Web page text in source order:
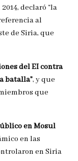
declaró “la
al
de Siria, que
del EI contra
batalla”, y que
que
en Mosul
en las
en Siria